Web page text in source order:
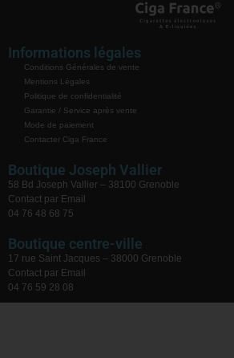
Informations légales
Conditions Générales de vente
Mentions Légales
Politique de confidentialité
Garantie / Service après vente
Mode de paiement
Contacter Ciga France
Boutique Joseph Vallier
58 Bd Joseph Vallier – 38100 Grenoble
Contact par Email
04 76 48 68 75
Boutique centre-ville
17 rue Saint Jacques – 38000 Grenoble
Contact par Email
04 76 59 28 08